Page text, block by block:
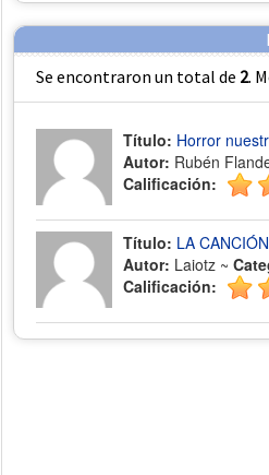
Se encontraron un total de 2.
Título: Horror
Autor: Rubén
Calificación:
Título: LA
Autor: Laiotz ~
Calificación: